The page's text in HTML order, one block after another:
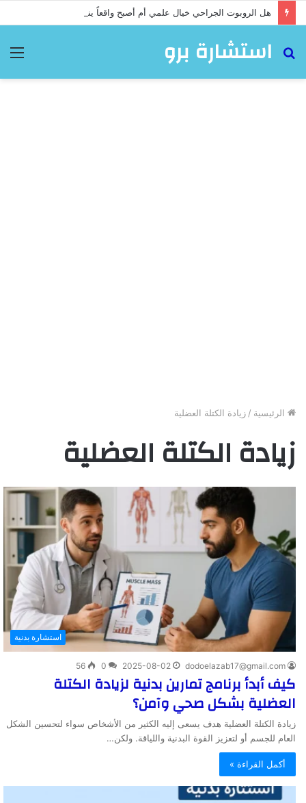
استشارة برو
بحث
الرئيسية / زيادة الكتلة العضلية
زيادة الكتلة العضلية
استشارة بدنية
dodoelazab17@gmail.com
2025-08-02
0
56
كيف أبدأ برنامج تمارين بدنية لزيادة الكتلة
العضلية بشكل صحي وآمن؟
زيادة الكتلة العضلية هدف يسعى إليه الكثير من الأشخاص سواء لتحسين الشكل
العام للجسم أو لتعزيز القوة البدنية واللياقة. ولكن…
أكمل القراءة »